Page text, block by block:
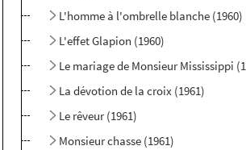
L'homme à l'ombrelle blanche (1960)
L'effet Glapion (1960)
Le mariage de Monsieur Mississippi
La dévotion de la croix (1961)
Le rêveur (1961)
Monsieur chasse (1961)